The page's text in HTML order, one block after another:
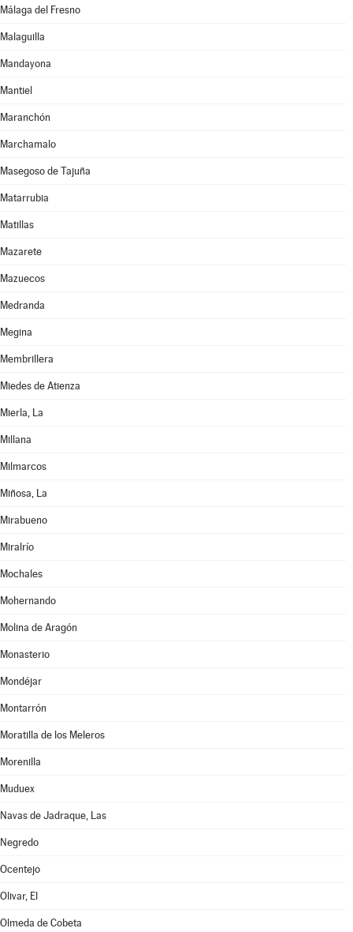
Málaga del Fresno
Malaguilla
Mandayona
Mantiel
Maranchón
Marchamalo
Masegoso de Tajuña
Matarrubia
Matillas
Mazarete
Mazuecos
Medranda
Megina
Membrillera
Miedes de Atienza
Mierla, La
Millana
Milmarcos
Miñosa, La
Mirabueno
Miralrío
Mochales
Mohernando
Molina de Aragón
Monasterio
Mondéjar
Montarrón
Moratilla de los Meleros
Morenilla
Muduex
Navas de Jadraque, Las
Negredo
Ocentejo
Olivar, El
Olmeda de Cobeta